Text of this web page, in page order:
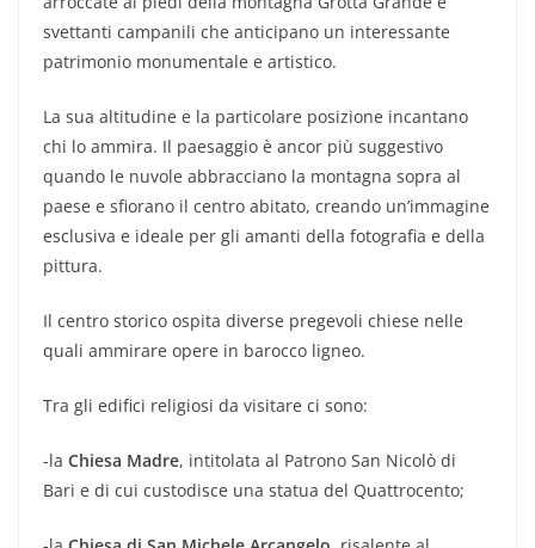
svettanti campanili che anticipano un interessante
patrimonio monumentale e artistico.
La sua altitudine e la particolare posizione incantano
chi lo ammira. Il paesaggio è ancor più suggestivo
quando le nuvole abbracciano la montagna sopra al
paese e sfiorano il centro abitato, creando un’immagine
esclusiva e ideale per gli amanti della fotografia e della
pittura.
Il centro storico ospita diverse pregevoli chiese nelle
quali ammirare opere in barocco ligneo.
Tra gli edifici religiosi da visitare ci sono:
-la Chiesa Madre, intitolata al Patrono San Nicolò di
Bari e di cui custodisce una statua del Quattrocento;